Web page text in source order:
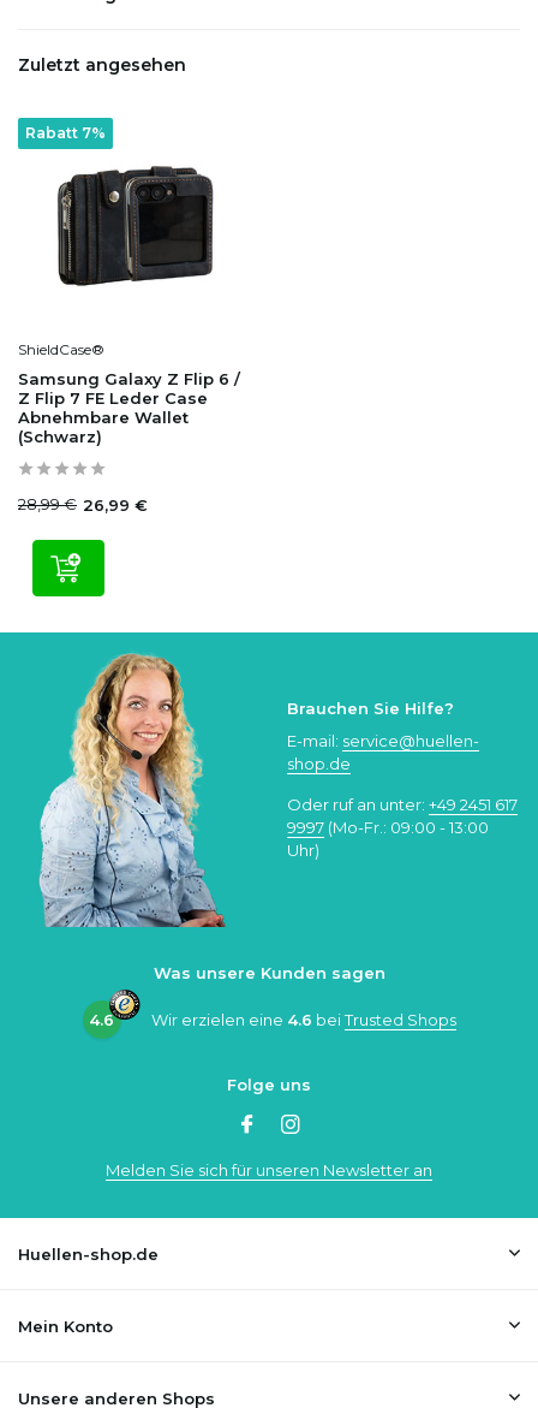
Zuletzt angesehen
Rabatt 7%
ShieldCase®
Samsung Galaxy Z Flip 6 /
Z Flip 7 FE Leder Case
Abnehmbare Wallet
(Schwarz)
28,99 € 26,99 €
Brauchen Sie Hilfe?
E-mail: service@huellen-
shop.de
Oder ruf an unter: +49 2451 617
9997 (Mo-Fr.: 09:00 - 13:00
Uhr)
Was unsere Kunden sagen
4.6 Wir erzielen eine 4.6 beiTrusted Shops
Folge uns
Melden Sie sich für unseren Newsletter an
Huellen-shop.de
Mein Konto
Unsere anderen Shops